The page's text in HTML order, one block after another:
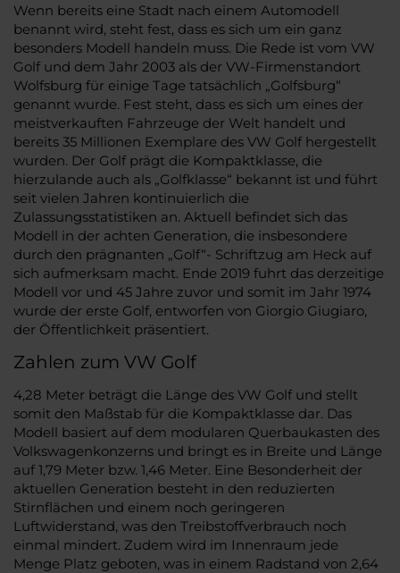
Wenn bereits eine Stadt nach einem Automodell
benannt wird, steht fest, dass es sich um ein ganz
besonders Modell handeln muss. Die Rede ist vom VW
Golf und dem Jahr 2003 als der VW-Firmenstandort
Wolfsburg für einige Tage tatsächlich „Golfsburg“
genannt wurde. Fest steht, dass es sich um eines der
meistverkauften Fahrzeuge der Welt handelt und
bereits 35 Millionen Exemplare des VW Golf hergestellt
wurden. Der Golf prägt die Kompaktklasse, die
hierzulande auch als „Golfklasse“ bekannt ist und führt
seit vielen Jahren kontinuierlich die
Zulassungsstatistiken an. Aktuell befindet sich das
Modell in der achten Generation, die insbesondere
durch den prägnanten „Golf“- Schriftzug am Heck auf
sich aufmerksam macht. Ende 2019 fuhrt das derzeitige
Modell vor und 45 Jahre zuvor und somit im Jahr 1974
wurde der erste Golf, entworfen von Giorgio Giugiaro,
der Öffentlichkeit präsentiert.
Zahlen zum VW Golf
4,28 Meter beträgt die Länge des VW Golf und stellt
somit den Maßstab für die Kompaktklasse dar. Das
Modell basiert auf dem modularen Querbaukasten des
Volkswagenkonzerns und bringt es in Breite und Länge
auf 1,79 Meter bzw. 1,46 Meter. Eine Besonderheit der
aktuellen Generation besteht in den reduzierten
Stirnflächen und einem noch geringeren
Luftwiderstand, was den Treibstoffverbrauch noch
einmal mindert. Zudem wird im Innenraum jede
Menge Platz geboten, was in einem Radstand von 2,64